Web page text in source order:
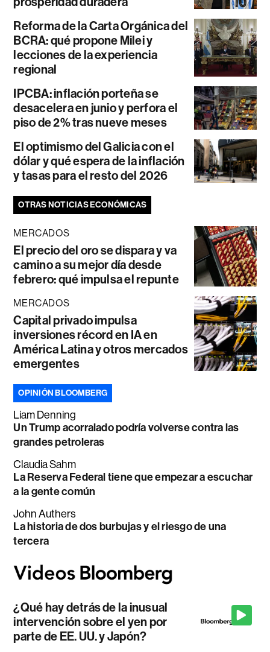
Reforma de la Carta Orgánica del
BCRA: qué propone Milei y
lecciones de la experiencia
regional
IPCBA: inflación porteña se
desacelera en junio y perfora el
piso de 2% tras nueve meses
El optimismo del Galicia con el
dólar y qué espera de la inflación
y tasas para el resto del 2026
OTRAS NOTICIAS ECONÓMICAS
MERCADOS
El precio del oro se dispara y va
camino a su mejor día desde
febrero: qué impulsa el repunte
MERCADOS
Capital privado impulsa
inversiones récord en IA en
América Latina y otros mercados
emergentes
OPINIÓN BLOOMBERG
Liam Denning
Un Trump acorralado podría volverse contra las
grandes petroleras
Claudia Sahm
La Reserva Federal tiene que empezar a escuchar
a la gente común
John Authers
La historia de dos burbujas y el riesgo de una
tercera
¿Qué hay detrás de la inusual
intervención sobre el yen por
parte de EE. UU. y Japón?